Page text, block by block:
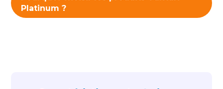
Platinum ?